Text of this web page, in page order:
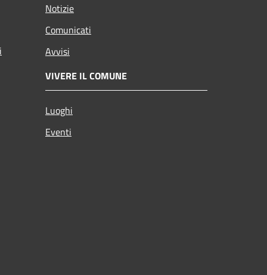
Notizie
Comunicati
Avvisi
VIVERE IL COMUNE
Luoghi
Eventi